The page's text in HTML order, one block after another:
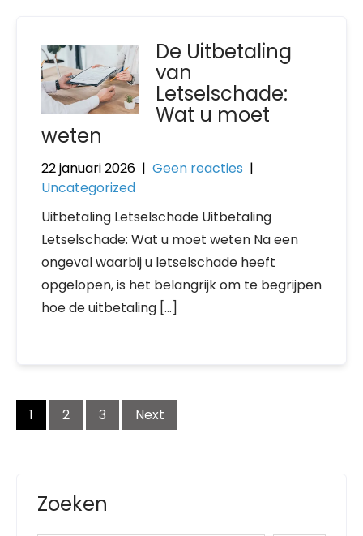
De Uitbetaling
van
Letselschade:
Wat u moet
weten
22 januari 2026 | Geen reacties |
Uncategorized
Uitbetaling Letselschade Uitbetaling
Letselschade: Wat u moet weten Na een
ongeval waarbij u letselschade heeft
opgelopen, is het belangrijk om te begrijpen
hoe de uitbetaling […]
Posts
navigation
1 2 3 Next
Zoeken